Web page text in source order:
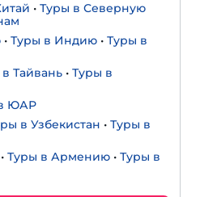
• Туры в Северную
• Туры в Индию • Туры в
Тайвань • Туры в
ЮАР
в Узбекистан • Туры в
• Туры в Армению • Туры в